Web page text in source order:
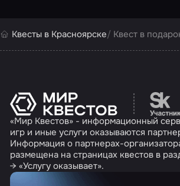
Квесты в Красноярске Квест в
«Мир Квестов» - информационный
игр и иные услуги оказываются
Информация о партнерах-
размещена на страницах квестов в
→ «Услугу оказывает».